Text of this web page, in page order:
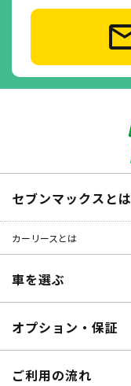
セブンマックスとは
カーリースとは
車を選ぶ
オプション・保証
ご利用の流れ